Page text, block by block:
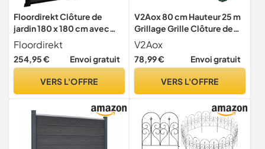
Floordirekt Clôture de
jardin 180 x 180 cm avec
poteaux en aluminium -
Clôture WPC - Kit complet
Kronos - Clôture brise-vue
jardin - Matériel de
Floordirekt
254,95 € Envoi gratuit
VERS L'OFFRE
V2Aox 80 cm Hauteur 25 m
Grillage Grille Clôture de
Jardin Barrière Clôture
Longeur
V2Aox
78,99 € Envoi gratuit
VERS L'OFFRE